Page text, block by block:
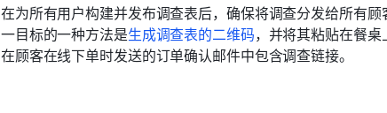
在为所有用户构建并发布调查表后，确保将调查分发给所有
一目标的一种方法是生成调查表的二维码，并将其粘贴在餐
在顾客在线下单时发送的订单确认邮件中包含调查链接。